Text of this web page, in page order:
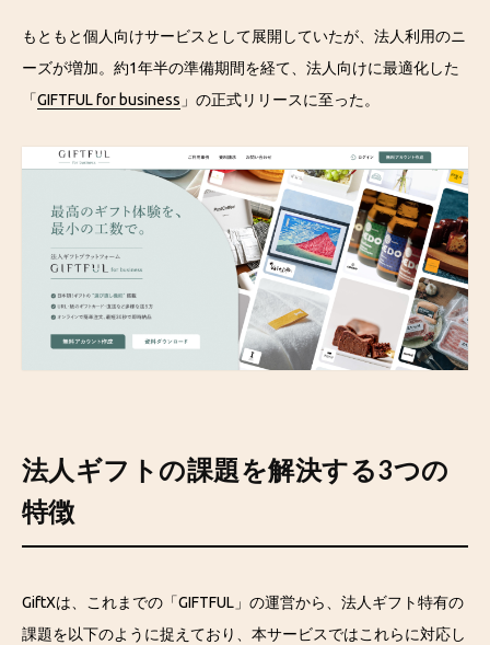
もともと個人向けサービスとして展開していたが、法人利用のニ
ーズが増加。約1年半の準備期間を経て、法人向けに最適化した
「GIFTFUL for business 」の正式リリースに至った。
法人ギフトの課題を解決する3つの
特徴
GiftXは、これまでの「GIFTFUL」の運営から、法人ギフト特有の
課題を以下のように捉えており、本サービスではこれらに対応し